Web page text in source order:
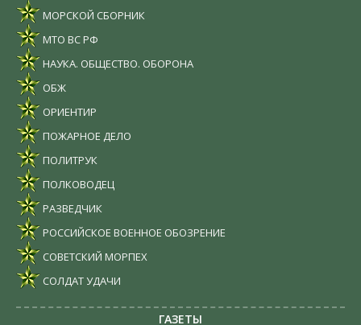
МОРСКОЙ СБОРНИК
МТО ВС РФ
НАУКА. ОБЩЕСТВО. ОБОРОНА
ОБЖ
ОРИЕНТИР
ПОЖАРНОЕ ДЕЛО
ПОЛИТРУК
ПОЛКОВОДЕЦ
РАЗВЕДЧИК
РОССИЙСКОЕ ВОЕННОЕ ОБОЗРЕНИЕ
СОВЕТСКИЙ МОРПЕХ
СОЛДАТ УДАЧИ
ГАЗЕТЫ